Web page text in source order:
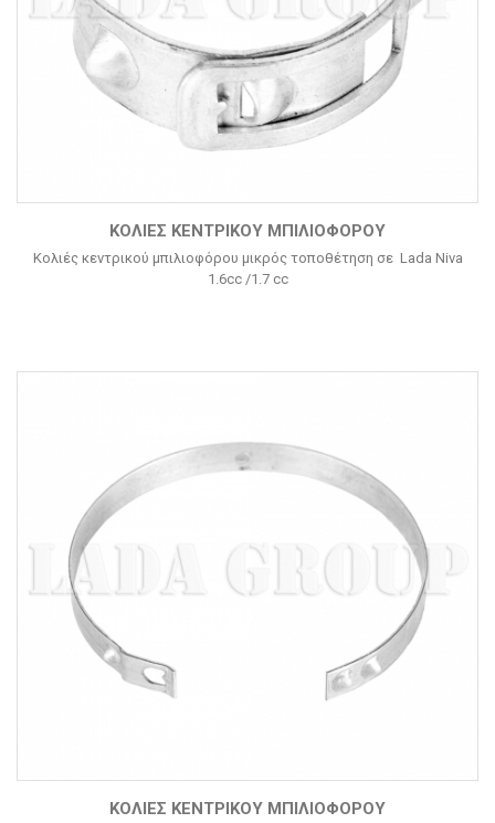
ΚΟΛΙΈΣ ΚΕΝΤΡΙΚΟΎ ΜΠΙΛΙΟΦΌΡΟΥ
Κολιές κεντρικού μπιλιοφόρου μικρός τοποθέτηση σε Lada Niva
1.6cc /1.7 cc
ΚΟΛΙΈΣ ΚΕΝΤΡΙΚΟΎ ΜΠΙΛΙΟΦΌΡΟΥ